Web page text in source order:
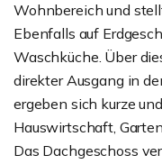
Wohnbereich und
Ebenfalls auf
Waschküche. Über
direkter Ausgang in
ergeben sich kurze
Hauswirtschaft,
Das Dachgeschoss